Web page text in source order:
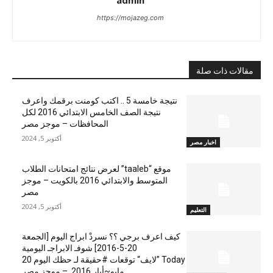
https://mojazeg.com
مقالات ذات صلة
اخبار مصر
نتيجة خامسة 5 .. اكتب كومنت برقمك واعرف
نتيجة الصف الخامس الابتدائي 2016 لكل
المحافظات – موجز مصر
أكتوبر 5, 2024
التعليم
موقع “taaleb” لعرض نتائج امتحانات الطلاب
المتوسط والابتدائي 2016 بالكويت – موجز
مصر
أكتوبر 5, 2024
كيف اعرف برجي ؟؟ نسردْ ابراج اليوم [الجمعة
20-5-2016] شوفـ الابراجـ اليومية
Today ”لايف“ توقعات #حقيقة لـ حظك اليوم 20